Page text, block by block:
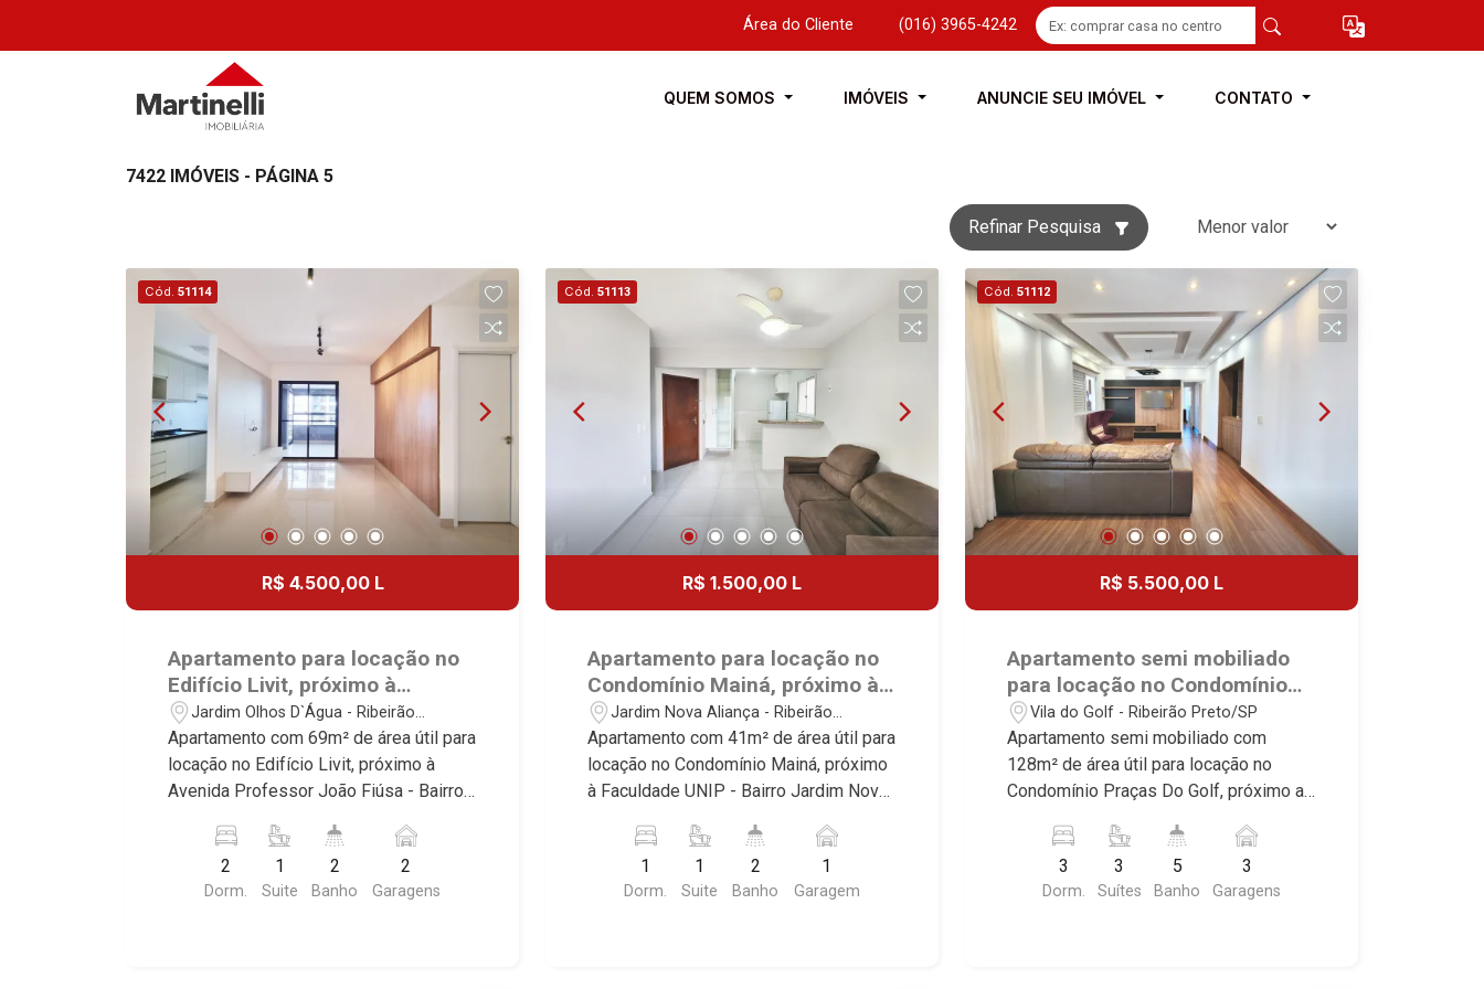
Área do Cliente (016) 3965-4242
QUEM SOMOS IMÓVEIS ANUNCIE SEU IMÓVEL CONTATO
7422 IMÓVEIS - PÁGINA 5
Refinar Pesquisa
Cód. 51114
R$ 4.500,00 L
Apartamento para locação no
Edifício Livit, próximo à
Avenida Professor João Fiúsa -
Ribeirão Preto/SP.
Jardim Olhos D`Água - Ribeirão
Preto/SP
Apartamento com 69m² de área útil para
locação no Edifício Livit, próximo à
Avenida Professor João Fiúsa - Bairro
Preto/SP. Conheça as características
deste imóvel que a Martinelli
Imobiliária selecionou para você: -
2
Dorm.
1
Suite
2
Banho
2
Garagens
Cód. 51113
R$ 1.500,00 L
Apartamento para locação no
Condomínio Mainá, próximo à
Faculdade UNIP - Ribeirão
Preto/SP.
Jardim Nova Aliança - Ribeirão
Preto/SP
Apartamento com 41m² de área útil para
locação no Condomínio Mainá, próximo
à Faculdade UNIP - Bairro Jardim Nova
características deste imóvel que a
Martinelli Imobiliária selecionou para
você: - 41m² de área útil - 1 suite com
1
Dorm.
1
Suite
2
Banho
1
Garagem
Cód. 51112
R$ 5.500,00 L
Apartamento semi mobiliado
para locação no Condomínio
Praças Do Golf, próximo ao
Shopping Iguatemi - Ribeirão
Preto/SP.
Vila do Golf - Ribeirão Preto/SP
Apartamento semi mobiliado com
128m² de área útil para locação no
Condomínio Praças Do Golf, próximo ao
Ribeirão Preto/SP. Conheça as
características deste imóvel que a
Martinelli Imobiliária selecionou para
3
Dorm.
3
Suítes
5
Banho
3
Garagens